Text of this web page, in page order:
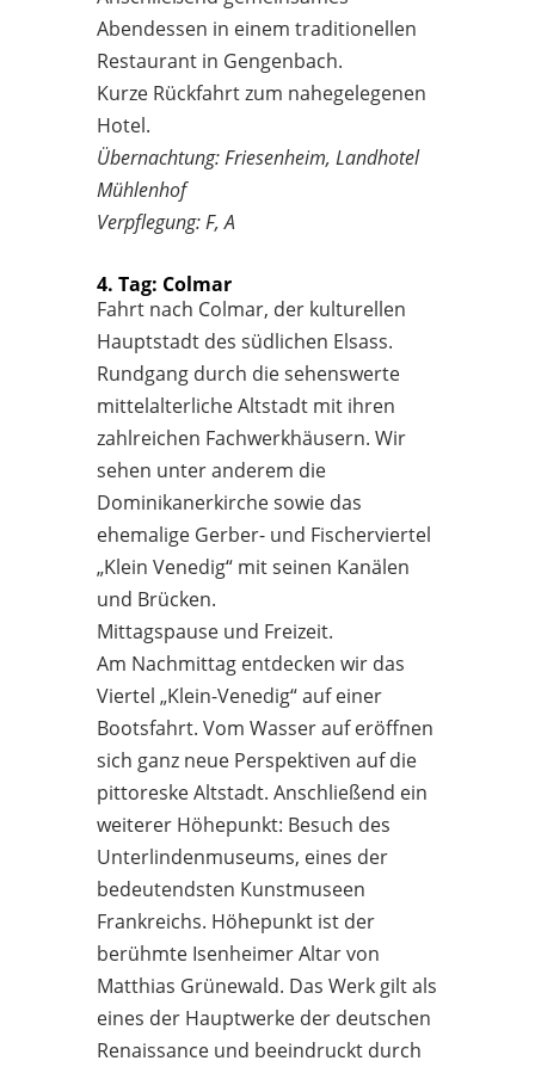
Abendessen in einem traditionellen
Restaurant in Gengenbach.
Kurze Rückfahrt zum nahegelegenen
Hotel.
Übernachtung: Friesenheim, Landhotel
Mühlenhof
Verpflegung: F, A
4. Tag: Colmar
Fahrt nach Colmar, der kulturellen
Hauptstadt des südlichen Elsass.
Rundgang durch die sehenswerte
mittelalterliche Altstadt mit ihren
zahlreichen Fachwerkhäusern. Wir
sehen unter anderem die
Dominikanerkirche sowie das
ehemalige Gerber- und Fischerviertel
„Klein Venedig“ mit seinen Kanälen
und Brücken.
Mittagspause und Freizeit.
Am Nachmittag entdecken wir das
Viertel „Klein-Venedig“ auf einer
Bootsfahrt. Vom Wasser auf eröffnen
sich ganz neue Perspektiven auf die
pittoreske Altstadt. Anschließend ein
weiterer Höhepunkt: Besuch des
Unterlindenmuseums, eines der
bedeutendsten Kunstmuseen
Frankreichs. Höhepunkt ist der
berühmte Isenheimer Altar von
Matthias Grünewald. Das Werk gilt als
eines der Hauptwerke der deutschen
Renaissance und beeindruckt durch